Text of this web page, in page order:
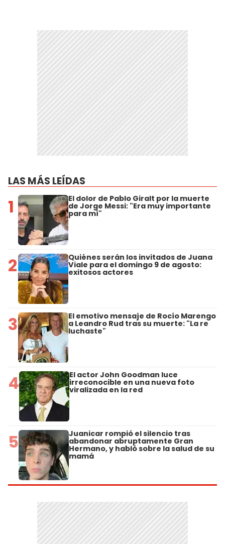
LAS MÁS LEÍDAS
1 El dolor de Pablo Giralt por la muerte
de Jorge Messi: "Era muy importante
para mí"
2 Quiénes serán los invitados de Juana
Viale para el domingo 9 de agosto:
exitosos actores
3 El emotivo mensaje de Rocío Marengo
a Leandro Rud tras su muerte: "La re
luchaste"
4 El actor John Goodman luce
irreconocible en una nueva foto
viralizada en la red
5 Juanicar rompió el silencio tras
abandonar abruptamente Gran
Hermano, y habló sobre la salud de su
mamá